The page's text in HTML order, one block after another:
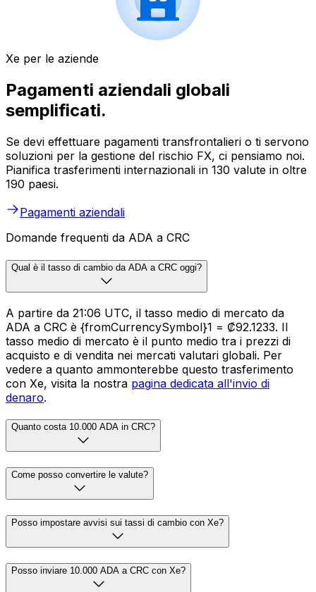
Xe per le aziende
Pagamenti aziendali globali
semplificati.
Se devi effettuare pagamenti transfrontalieri o ti servono
soluzioni per la gestione del rischio FX, ci pensiamo noi.
Pianifica trasferimenti internazionali in 130 valute in oltre
190 paesi.
Pagamenti aziendali
Domande frequenti da ADA a CRC
Qual è il tasso di cambio da ADA a CRC oggi?
A partire da 21:06 UTC, il tasso medio di mercato da
ADA a CRC è {fromCurrencySymbol}1 = ₡92.1233. Il
tasso medio di mercato è il punto medio tra i prezzi di
acquisto e di vendita nei mercati valutari globali. Per
vedere a quanto ammonterebbe questo trasferimento
con Xe, visita la nostra pagina dedicata all'invio di
denaro.
Quanto costa 10.000 ADA in CRC?
Come posso convertire le valute?
Posso impostare avvisi sui tassi di cambio con Xe?
Posso inviare 10.000 ADA a CRC con Xe?